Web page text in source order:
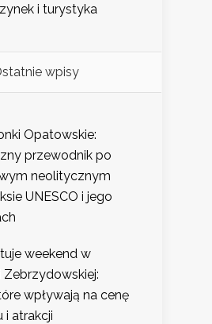
i turystyka
wpisy
Opatowskie:
przewodnik po
neolitycznym
UNESCO i jego
weekend w
Zebrzydowskiej:
wpływają na cenę
i atrakcji